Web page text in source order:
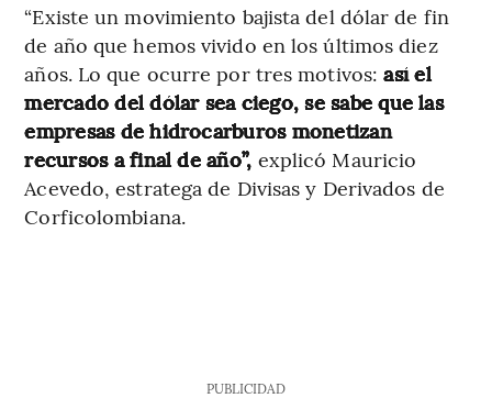
“Existe un movimiento bajista del dólar de fin
de año que hemos vivido en los últimos diez
años. Lo que ocurre por tres motivos: así el
mercado del dólar sea ciego, se sabe que las
empresas de hidrocarburos monetizan
recursos a final de año”, explicó Mauricio
Acevedo, estratega de Divisas y Derivados de
Corficolombiana.
PUBLICIDAD